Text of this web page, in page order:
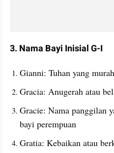
3. Nama Bayi Inisial G-I
Gianni: Tuhan yang
Gracia: Anugerah atau
Gracie: Nama panggilan
bayi perempuan
Gratia: Kebaikan atau